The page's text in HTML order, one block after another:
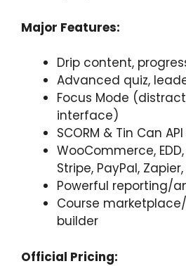
Major Features:
Drip content,
Advanced quiz,
Focus Mode
interface)
SCORM & Tin Can
WooCommerce,
Stripe, PayPal,
Powerful reporting/
Course
builder
Official Pricing: